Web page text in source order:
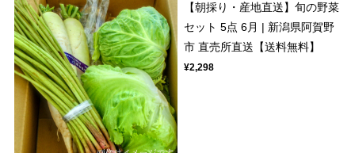
【朝採り・産地直送】旬の野菜
セット 5点 6月 | 新潟県阿賀野
市 直売所直送【送料無料】
¥2,298